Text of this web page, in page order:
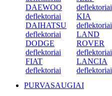
DAEWOO
deflektoriai
DAIHATSU
deflektoriai
DODGE
deflektoriai
FIAT
deflektoriai
deflektoriai
KIA
deflektoriai
LAND
ROVER
deflektoriai
LANCIA
deflektoriai
PURVASAUGIAI